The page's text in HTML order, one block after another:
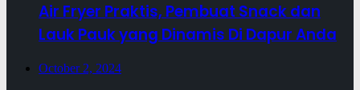
Air Fryer Praktis, Pembuat Snack dan
Lauk Pauk yang Dinamis Di Dapur Anda
October 2, 2024